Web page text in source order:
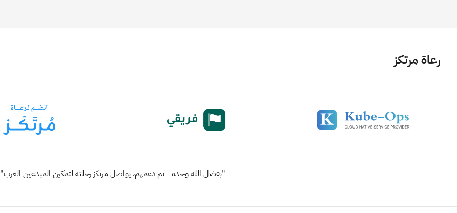
رعاة مرتكز
"بفضل الله وحده - ثم دعمهم، يواصل مرتكز رحلته لتمكين المبدعين العرب"